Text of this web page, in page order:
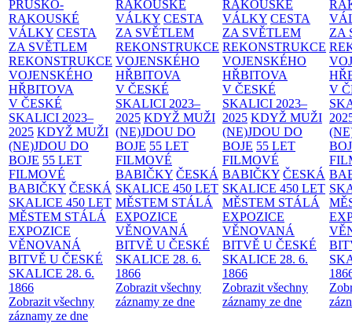
PRUSKO-
RAKOUSKÉ
VÁLKY CESTA
ZA SVĚTLEM
REKONSTRUKCE
VOJENSKÉHO
HŘBITOVA
V ČESKÉ
SKALICI 2023–
2025 KDYŽ MUŽI
(NE)JDOU DO
BOJE 55 LET
FILMOVÉ
BABIČKY ČESKÁ
SKALICE 450 LET
MĚSTEM STÁLÁ
EXPOZICE
VĚNOVANÁ
BITVĚ U ČESKÉ
SKALICE 28. 6.
1866
Zobrazit všechny
záznamy ze dne
RAKOUSKÉ
VÁLKY CESTA
ZA SVĚTLEM
REKONSTRUKCE
VOJENSKÉHO
HŘBITOVA
V ČESKÉ
SKALICI 2023–
2025 KDYŽ MUŽI
(NE)JDOU DO
BOJE 55 LET
FILMOVÉ
BABIČKY ČESKÁ
SKALICE 450 LET
MĚSTEM STÁLÁ
EXPOZICE
VĚNOVANÁ
BITVĚ U ČESKÉ
SKALICE 28. 6.
1866
Zobrazit všechny
záznamy ze dne
RAKOUSKÉ
VÁLKY CESTA
ZA SVĚTLEM
REKONSTRUKCE
VOJENSKÉHO
HŘBITOVA
V ČESKÉ
SKALICI 2023–
2025 KDYŽ MUŽI
(NE)JDOU DO
BOJE 55 LET
FILMOVÉ
BABIČKY ČESKÁ
SKALICE 450 LET
MĚSTEM STÁLÁ
EXPOZICE
VĚNOVANÁ
BITVĚ U ČESKÉ
SKALICE 28. 6.
1866
Zobrazit všechny
záznamy ze dne
ZA
V